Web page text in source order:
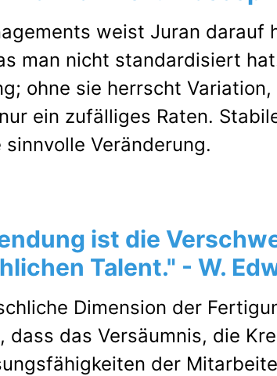
weist Juran darauf
man nicht standardisiert
ohne sie herrscht
ein zufälliges Raten.
Veränderung.
ist die
Talent." - W.
Dimension der
das Versäumnis, die
der